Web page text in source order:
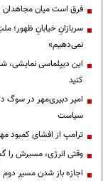
فرق است میان مجاهدان
سربازانِ خیابانِ ظهور؛
نمی‌دهیم»
این دیپلماسی
کنید
امیر دبیری‌مهر در سوگ
سیاست
ترامپ از افشای کمبود
وقتی انرژی، مسیرش را
اجازه باز شدن مسیر دوم